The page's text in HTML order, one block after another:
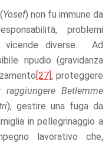
Yosef) non fu immune da
problemi
vicende diverse. Ad
ripudio (gravidanza
[27], proteggere
raggiungere Betlemme
), gestire una fuga da
in pellegrinaggio a
lavorativo che,